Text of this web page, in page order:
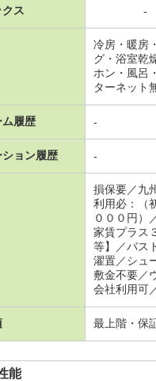
ス -
冷房・暖房
グ・浴室乾
ホン・風呂
ターネット
ム履歴 -
ション履歴 -
損保要／九
利用必：（
０００円）
家賃プラス
等】／バス
濯置／シュ
敷金不要／
会社利用可
最上階・保
能